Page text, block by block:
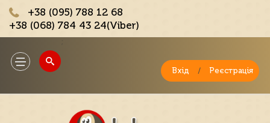
+38 (095) 788 12 68
+38 (068) 784 43 24(Viber)
Toggle
navigation
Вхід / Реєстрація